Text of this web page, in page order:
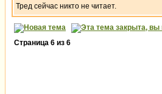
Тред сейчас никто не читает.
Страница 6 из 6